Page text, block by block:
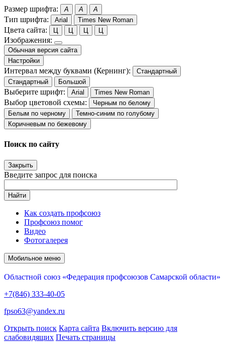
Размер шрифта: A A A
Тип шрифта: Arial Times New Roman
Цвета сайта: Ц Ц Ц Ц
Изображения:
Обычная версия сайта
Настройки
Интервал между буквами (Кернинг):
Стандартный
Стандартный
Большой
Выберите шрифт: Arial Times New Roman
Выбор цветовой схемы:
Черным по белому
Белым по черному
Темно-синим по голубому
Коричневым по бежевому
Поиск по сайту
Закрыть
Введите запрос для поиска
Найти
Как создать профсоюз
Профсоюз помог
Видео
Фотогалерея
Мобильное меню
Областной союз «Федерация профсоюзов Самарской области»
+7(846) 333-40-05
fpso63@yandex.ru
Открыть поиск Карта сайта Включить версию для
слабовидящих Печать страницы